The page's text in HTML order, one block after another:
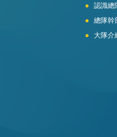
認識總
總隊幹
大隊介